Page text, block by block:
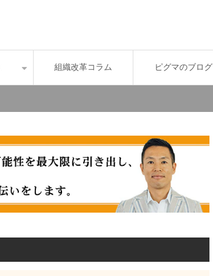
組織改革コラム ピグマのブログ